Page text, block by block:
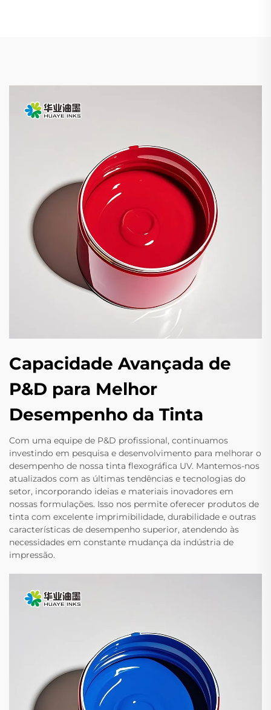
Capacidade Avançada de
P&D para Melhor
Desempenho da Tinta
Com uma equipe de P&D profissional, continuamos
investindo em pesquisa e desenvolvimento para melhorar o
desempenho de nossa tinta flexográfica UV. Mantemos-nos
atualizados com as últimas tendências e tecnologias do
setor, incorporando ideias e materiais inovadores em
nossas formulações. Isso nos permite oferecer produtos de
tinta com excelente imprimibilidade, durabilidade e outras
características de desempenho superior, atendendo às
necessidades em constante mudança da indústria de
impressão.